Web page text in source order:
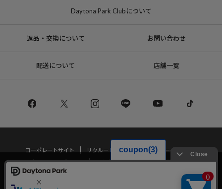
Daytona Park Clubについて
返品・交換について お問い合わせ
配送について 店舗一覧
コーポレートサイト リクルート
サステナブルマークについて
プライバシーポリシー
特定商取引法・古物営業法に基づく表記
当サイトでは利用体験の向上およびコンテンツの最適な提供、トラフィック
の分析を目的としてCookieを使用しています。